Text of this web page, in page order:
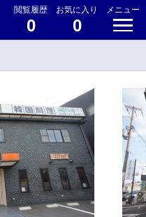
閲覧履歴
0
お気に入り
0
メニュー